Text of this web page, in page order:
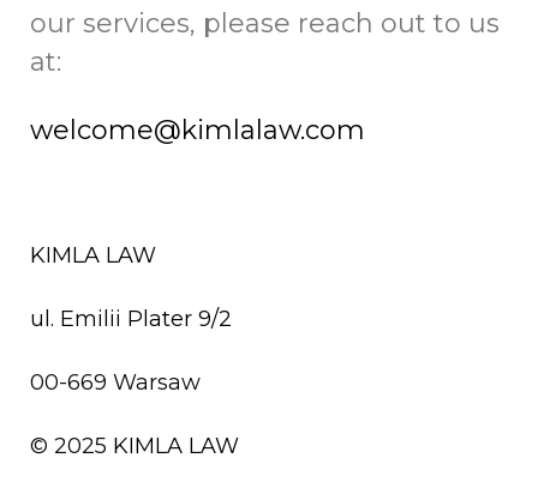
our services, please reach out to us
at:
welcome@kimlalaw.com
KIMLA LAW
ul. Emilii Plater 9/2
00-669 Warsaw
© 2025 KIMLA LAW